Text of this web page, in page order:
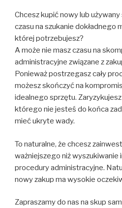
Chcesz kupić nowy lub
czasu na szukanie dokładnego
której potrzebujesz?
A może nie masz czasu na
administracyjne związane z
Ponieważ postrzegasz cały
możesz skończyć na
idealnego sprzętu.
którego nie jesteś do końca
mieć ukryte wady.
To naturalne, że chcesz
ważniejszego niż wyszukiwanie
procedury administracyjne.
nowy zakup ma wysokie
Zapraszamy do nas na skup